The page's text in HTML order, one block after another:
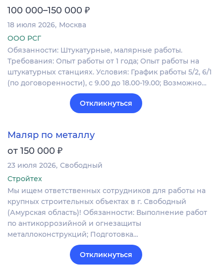
100 000–150 000 ₽
18 июля 2026 Москва
ООО РСГ
Обязанности: Штукатурные, малярные работы.
Требования: Опыт работы от 1 года; Опыт работы на
штукатурных станциях. Условия: График работы 5/2, 6/1
(по договоренности), с 9.00 до 18.00-19.00; Возможно…
Откликнуться
Маляр по металлу
от 150 000 ₽
23 июля 2026 Свободный
Стройтех
Мы ищем ответственных сотрудников для работы на
крупных строительных объектах в г. Свободный
(Амурская область)! Обязанности: Выполнение работ
по антикоррозийной и огнезащиты
металлоконструкций; Подготовка…
Откликнуться